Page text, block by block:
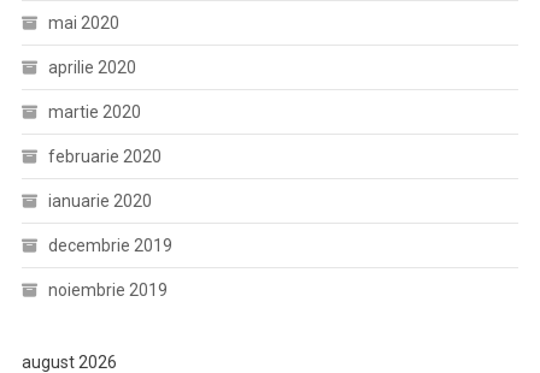
mai 2020
aprilie 2020
martie 2020
februarie 2020
ianuarie 2020
decembrie 2019
noiembrie 2019
august 2026